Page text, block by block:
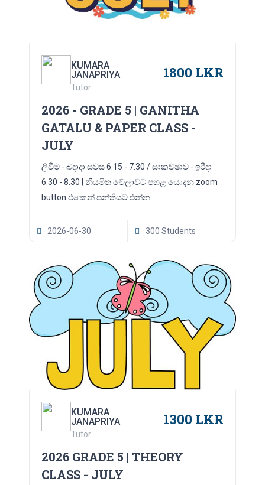
KUMARA
JANAPRIYA
Tutor
1800 LKR
2026 - GRADE 5 | GANITHA
GATALU & PAPER CLASS -
JULY
ලිවීම - බදාදා සවස 6.15 - 7.30 / සාකච්ඡාව - ඉරිදා
6.30 - 8.30 | නියමිත වේලාවට පහළ යොදන zoom
button එකෙන් පන්තියට එන්න.
2026-06-30 300 Students
KUMARA
JANAPRIYA
Tutor
1300 LKR
2026 GRADE 5 | THEORY
CLASS - JULY